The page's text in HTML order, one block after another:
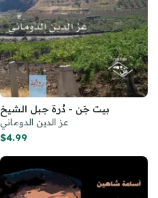
بيت جَن - دُرة جبل الشيخ
عز الدين الدوماني
$4.99